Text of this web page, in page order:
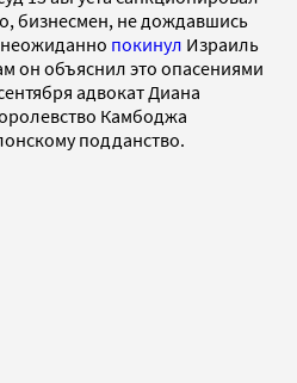
бизнесмен, не дождавшись
покинул Израиль
он объяснил это опасениями
адвокат Диана
Камбоджа
подданство.